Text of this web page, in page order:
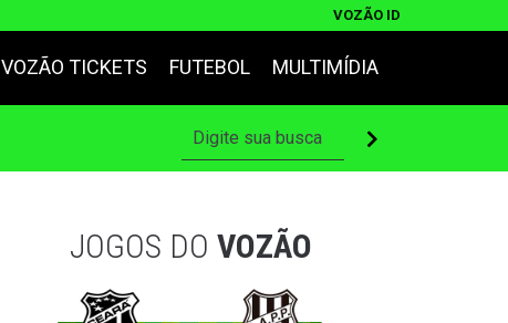
VOZÃO ID
VOZÃO TICKETS FUTEBOL MULTIMÍDIA
JOGOS DO VOZÃO